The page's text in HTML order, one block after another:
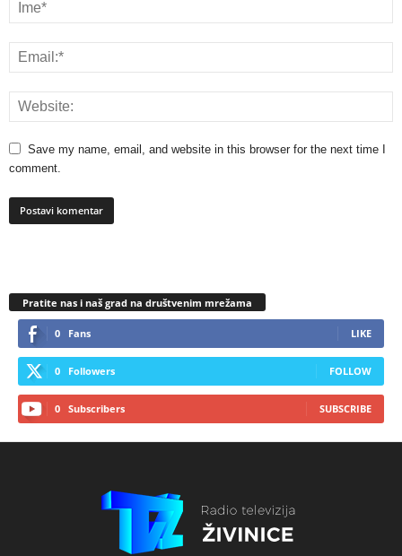
Save my name, email, and website in this browser for the next time I
comment.
Pratite nas i naš grad na društvenim mrežama
0 Fans LIKE
0 Followers FOLLOW
0 Subscribers SUBSCRIBE